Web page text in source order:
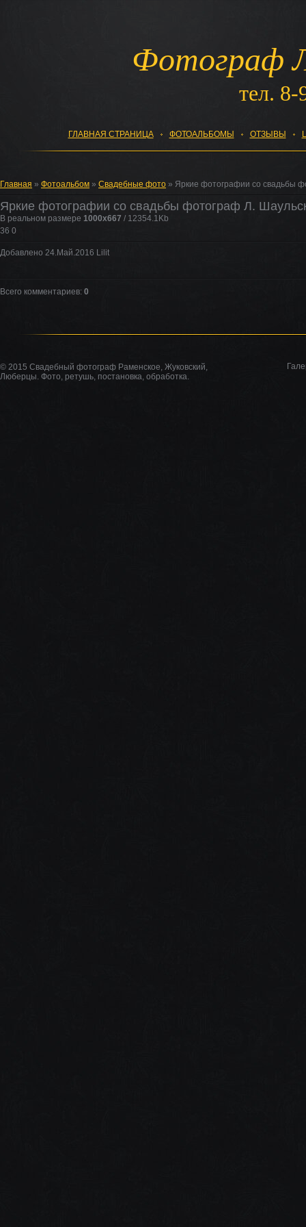
Фотограф
тел.
ГЛАВНАЯ СТРАНИЦА ФОТОАЛЬБОМЫ ОТЗЫВЫ
Главная » Фотоальбом » Свадебные фото » Яркие фотографии со свадьбы
Яркие фотографии со свадьбы фотограф Л.
В реальном размере 1000x667 / 12354.1Kb
36 0
Добавлено 24.Май.2016 Lilit
Всего комментариев: 0
© 2015 Свадебный фотограф Раменское, Жуковский,
Люберцы. Фото, ретушь, постановка, обработка.